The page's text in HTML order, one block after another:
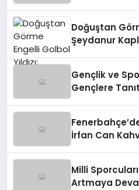
Doğuştan
Şeydanur
Gençlik ve
Gençlere
İrfan Can
Milli
Artmaya